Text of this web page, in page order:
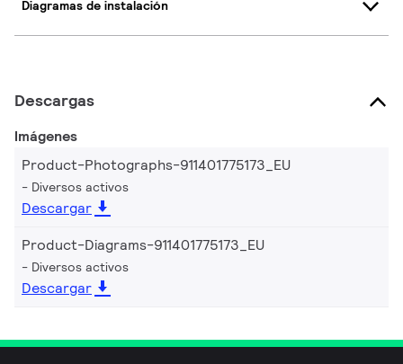
Diagramas de instalación
Descargas
Imágenes
Product-Photographs-911401775173_EU
Diversos activos
Descargar
Product-Diagrams-911401775173_EU
Diversos activos
Descargar